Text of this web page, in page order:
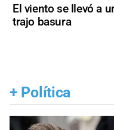
El viento se llevó a
trajo basura
+ Política